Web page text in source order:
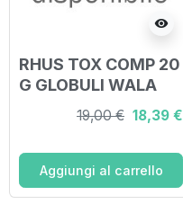
visibility
RHUS TOX COMP 20
G GLOBULI WALA
19,00 € 18,39 €
Aggiungi al carrello